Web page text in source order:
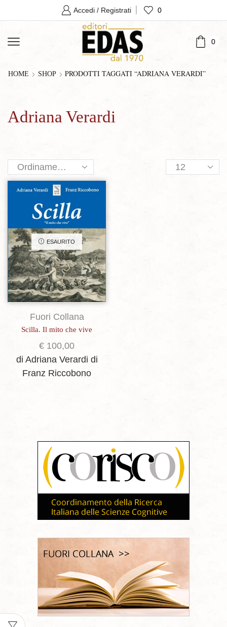
Accedi / Registrati 0
0
HOME SHOP PRODOTTI TAGGATI “ADRIANA VERARDI”
Adriana Verardi
Products
Aggiungi alla lista dei desideri
ESAURITO
Fuori Collana
Scilla. Il mito che vive
€ 100,00
di Adriana Verardi di
Franz Riccobono